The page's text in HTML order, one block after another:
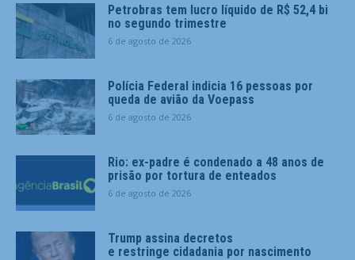
Petrobras tem lucro líquido de R$ 52,4 bi
no segundo trimestre
6 de agosto de 2026
Polícia Federal indicia 16 pessoas por
queda de avião da Voepass
6 de agosto de 2026
Rio: ex-padre é condenado a 48 anos de
prisão por tortura de enteados
6 de agosto de 2026
Trump assina decretos
e restringe cidadania por nascimento